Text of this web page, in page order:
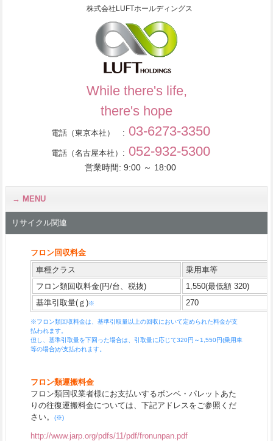
株式会社LUFTホールディングス
While there's life,
there's hope
電話（東京本社） : 03-6273-3350
電話（名古屋本社）: 052-932-5300
営業時間: 9:00 ～ 18:00
MENU
リサイクル関連
フロン回収料金
車種クラス
乗用車等
フロン類回収料金(円/台、税抜)
1,550(最低額 320)
基準引取量(ｇ)※ 270
※フロン類回収料金は、基準引取量以上の回収において定められた料金が支
払われます。
但し、基準引取量を下回った場合は、引取量に応じて320円～1,550円(乗用車
等の場合)が支払われます。
フロン類運搬料金
フロン類回収業者様にお支払いするボンベ・パレットあた
りの往復運搬料金については、下記アドレスをご参照くだ
さい。
(※)
http://www.jarp.org/pdfs/11/pdf/fronunpan.pdf